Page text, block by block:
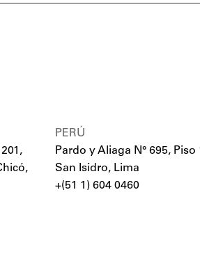
PERÚ
Pardo y Aliaga N° 695, Piso
San Isidro, Lima
+(51 1) 604 0460